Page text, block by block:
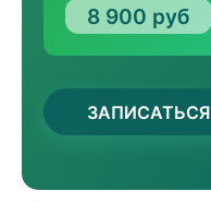
8 900 руб
ЗАПИСАТЬСЯ